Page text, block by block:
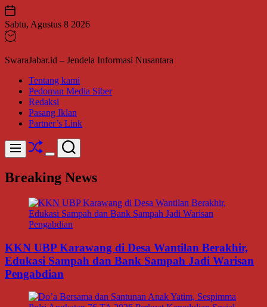
Skip
to
content
Sabtu, Agustus 8 2026
SwaraJabar.id – Jendela Informasi Nusantara
Tentang kami
Pedoman Media Siber
Redaksi
Pasang Iklan
Partner’s Link
Menu Shuffle
Switch
mode
Search
Breaking News
KKN UBP Karawang di Desa Wantilan Berakhir,
Edukasi Sampah dan Bank Sampah Jadi Warisan
Pengabdian